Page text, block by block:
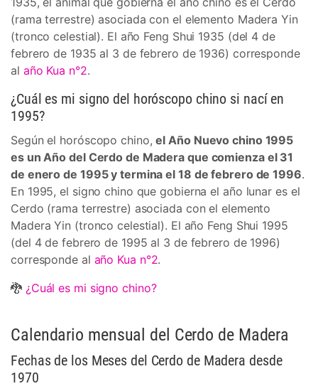
(rama terrestre) asociada con el elemento Madera Yin
(tronco celestial). El año Feng Shui 1935 (del 4 de
febrero de 1935 al 3 de febrero de 1936) corresponde
al año Kua n°2.
¿Cuál es mi signo del horóscopo chino si nací en
1995?
Según el horóscopo chino,el Año Nuevo chino 1995
es un Año del Cerdo de Madera que comienza el 31
de enero de 1995 y termina el 18 de febrero de 1996.
En 1995, el signo chino que gobierna el año lunar es el
Cerdo (rama terrestre) asociada con el elemento
Madera Yin (tronco celestial). El año Feng Shui 1995
(del 4 de febrero de 1995 al 3 de febrero de 1996)
corresponde al año Kua n°2.
🐉 ¿Cuál es mi signo chino?
Calendario mensual del Cerdo de Madera
Fechas de los Meses del Cerdo de Madera desde
1970